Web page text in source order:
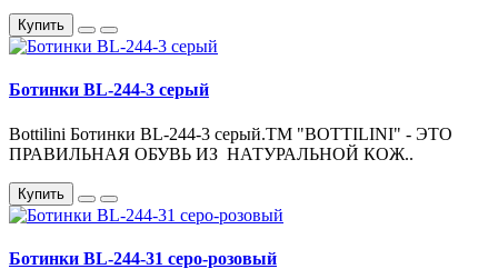
Купить
Ботинки BL-244-3 серый
Bottilini Ботинки BL-244-3 серый.ТМ "BOTTILINI" - ЭТО
ПРАВИЛЬНАЯ ОБУВЬ ИЗ НАТУРАЛЬНОЙ КОЖ..
Купить
Ботинки BL-244-31 серо-розовый